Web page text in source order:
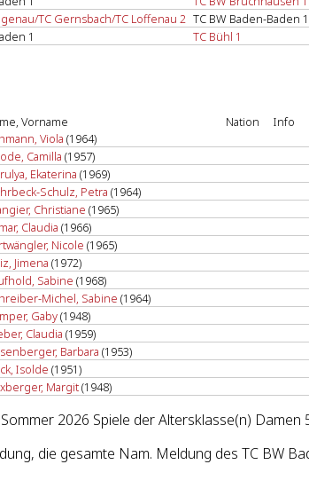
TC Gernsbach/TC Loffenau 2 TC BW Baden-Baden 1
1 TC Bühl 1
Vorname Nation Info
Viola (1964)
Camilla (1957)
Ekaterina (1969)
Schulz, Petra (1964)
Christiane (1965)
Claudia (1966)
Nicole (1965)
Jimena (1972)
Sabine (1968)
Michel, Sabine (1964)
Gaby(1948)
Claudia (1959)
Barbara (1953)
Isolde (1951)
Margit(1948)
2026 Spiele der Altersklasse(n) Damen
die gesamte Nam. Meldung des TC BW